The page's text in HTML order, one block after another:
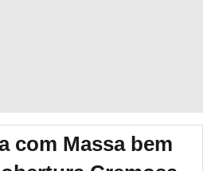
com Massa bem